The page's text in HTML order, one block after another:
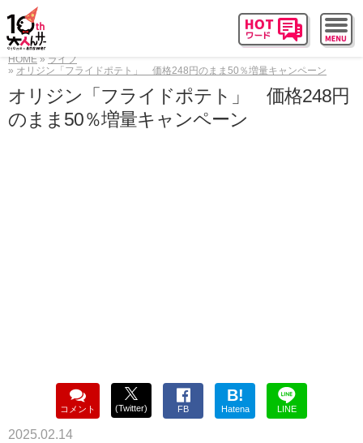
HOME
ライフ
オリジン「フライドポテト」 価格248円のまま50％増量キャンペーン
オリジン「フライドポテト」 価格248円
のまま50％増量キャンペーン
コメント (Twitter) FB
B!
Hatena LINE
2025.02.14